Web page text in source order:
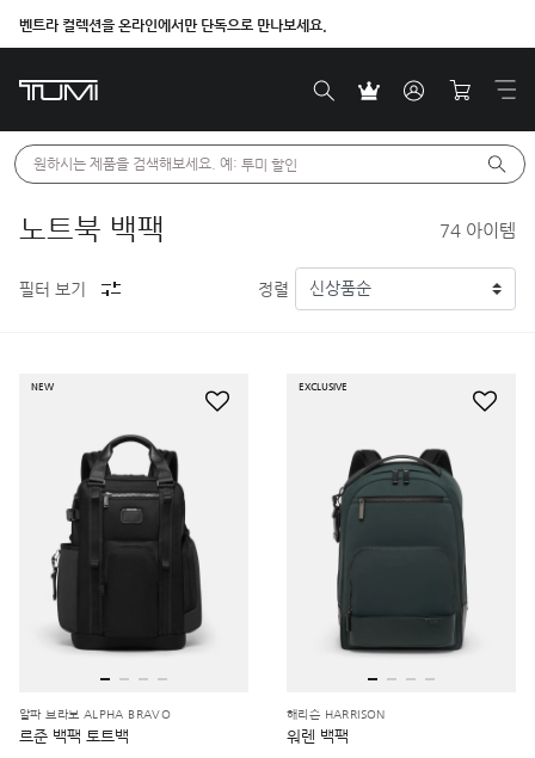
벤트라 컬렉션을 온라인에서만 단독으로 만나보세요.
원하시는 제품을 검색해보세요. 예: 투미 할인
노트북 백팩 74 아이템
필터 보기 정렬
NEW
알파 브라보 ALPHA BRAVO
르준 백팩 토트백
EXCLUSIVE
해리슨 HARRISON
워렌 백팩